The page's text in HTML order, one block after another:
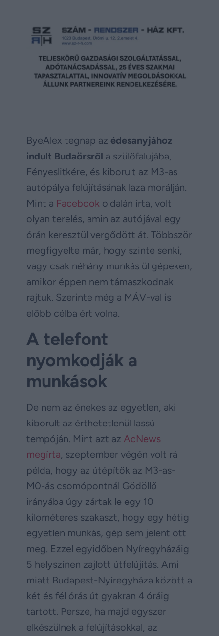
ByeAlex tegnap az édesanyjához
indult Budaörsről a szülőfalujába,
Fényeslitkére, és kiborult az M3-as
autópálya felújításának laza morálján.
Mint a Facebook oldalán írta, volt
olyan terelés, amin az autójával egy
órán keresztül vergődött át. Többször
megfigyelte már, hogy szinte senki,
vagy csak néhány munkás ül gépeken,
amikor éppen nem támaszkodnak
rajtuk. Szerinte még a MÁV-val is
előbb célba ért volna.
A telefont
nyomkodják a
munkások
De nem az énekes az egyetlen, aki
kiborult az érthetetlenül lassú
tempóján. Mint azt az AcNews
megírta, szeptember végén volt rá
példa, hogy az útépítők az M3-as-
M0-ás csomópontnál Gödöllő
irányába úgy zártak le egy 10
kilométeres szakaszt, hogy egy hétig
egyetlen munkás, gép sem jelent ott
meg. Ezzel egyidőben Nyíregyházáig
5 helyszínen zajlott útfelújítás. Ami
miatt Budapest-Nyíregyháza között a
két és fél órás út gyakran 4 óráig
tartott. Persze, ha majd egyszer
elkészülnek a felújításokkal, az